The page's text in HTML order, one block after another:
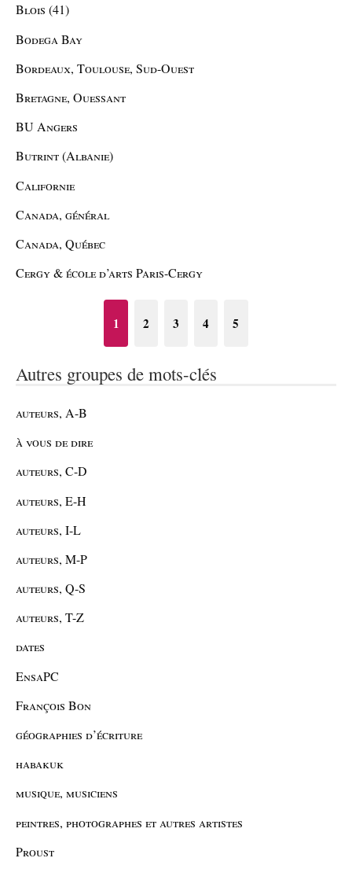
Blois (41)
Bodega Bay
Bordeaux, Toulouse, Sud-Ouest
Bretagne, Ouessant
BU Angers
Butrint (Albanie)
Californie
Canada, général
Canada, Québec
Cergy & école d’arts Paris-Cergy
1 2 3 4 5
Autres groupes de mots-clés
auteurs, A-B
à vous de dire
auteurs, C-D
auteurs, E-H
auteurs, I-L
auteurs, M-P
auteurs, Q-S
auteurs, T-Z
dates
EnsaPC
François Bon
géographies d’écriture
habakuk
musique, musiciens
peintres, photographes et autres artistes
Proust